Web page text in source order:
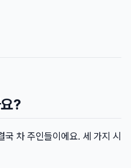
?
차 주인들이에요. 세 가지 시